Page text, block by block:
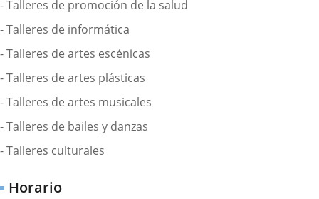
- Talleres de promoción de la salud
- Talleres de informática
- Talleres de artes escénicas
- Talleres de artes plásticas
- Talleres de artes musicales
- Talleres de bailes y danzas
- Talleres culturales
Horario